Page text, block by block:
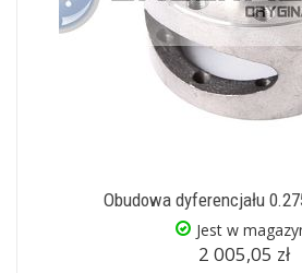
Obudowa dyferencjału
Jest w
2 005,05 zł